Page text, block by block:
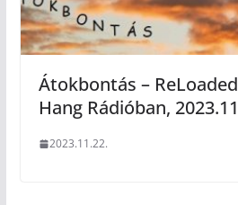
Átokbontás –
Hang Rádióban,
2023.11.22.